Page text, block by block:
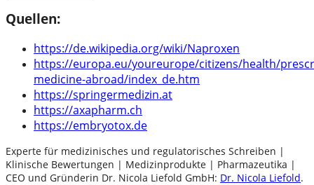
Quellen:
https://de.wikipedia.org/wiki/Naproxen
https://europa.eu/youreurope/citizens/health/
medicine-abroad/index_de.htm
https://springermedizin.at
https://axapharm.ch
https://embryotox.de
Experte für medizinisches und regulatorisches Schreiben |
Klinische Bewertungen | Medizinprodukte | Pharmazeutika |
CEO und Gründerin Dr. Nicola Liefold GmbH: Dr. Nicola Liefold.